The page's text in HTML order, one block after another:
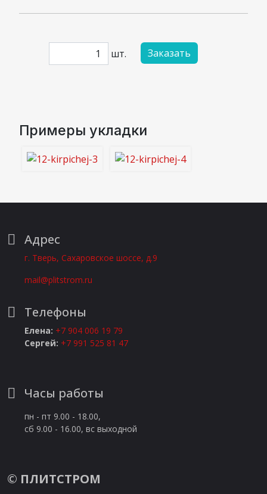
шт. Заказать
Примеры укладки
Адрес
г. Тверь, Сахаровское шоссе, д.9
mail@plitstrom.ru
Телефоны
Елена: +7 904 006 19 79
Сергей: +7 991 525 81 47
Часы работы
пн - пт 9.00 - 18.00,
сб 9.00 - 16.00, вс выходной
© ПЛИТСТРОМ